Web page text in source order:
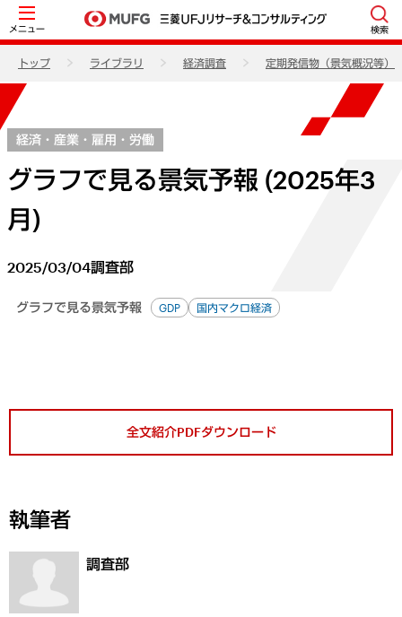
メニュー 検索
トップ ライブラリ 経済調査 定期発信物（景気概況等）
経済・産業・雇用・労働
グラフで見る景気予報 (2025年3
月)
2025/03/04調査部
グラフで見る景気予報 GDP 国内マクロ経済
全文紹介PDFダウンロード
執筆者
調査部